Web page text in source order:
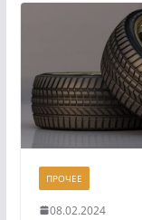
ПРОЧЕЕ
08.02.2024